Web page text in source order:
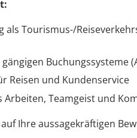
als Tourismus-/
Buchungssysteme
Reisen und Kundenservice
Arbeiten, Teamgeist und
Ihre aussagekräftigen